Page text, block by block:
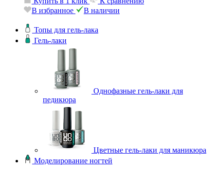
Купить в 1 клик
К сравнению
Топы для гель-лака
Гель-лаки
Однофазные гель-лаки для
педикюра
Цветные гель-лаки для маникюра
Моделирование ногтей